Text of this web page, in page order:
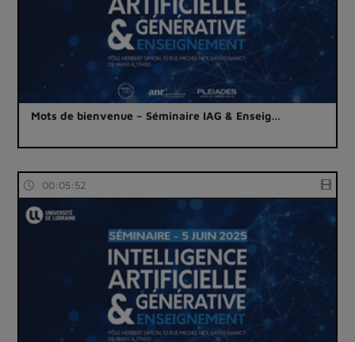
Mots de bienvenue – Séminaire IAG & Enseig…
00:05:52